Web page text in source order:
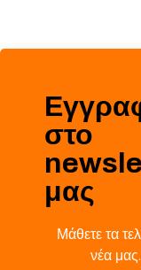
στο
μας
Μάθετε τα
νέα